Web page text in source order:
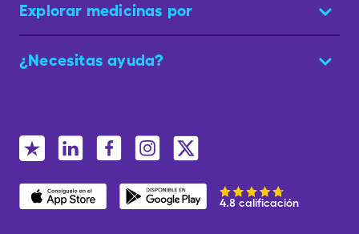
Explorar medicinas por
¿Necesitas ayuda?
4.8 calificación